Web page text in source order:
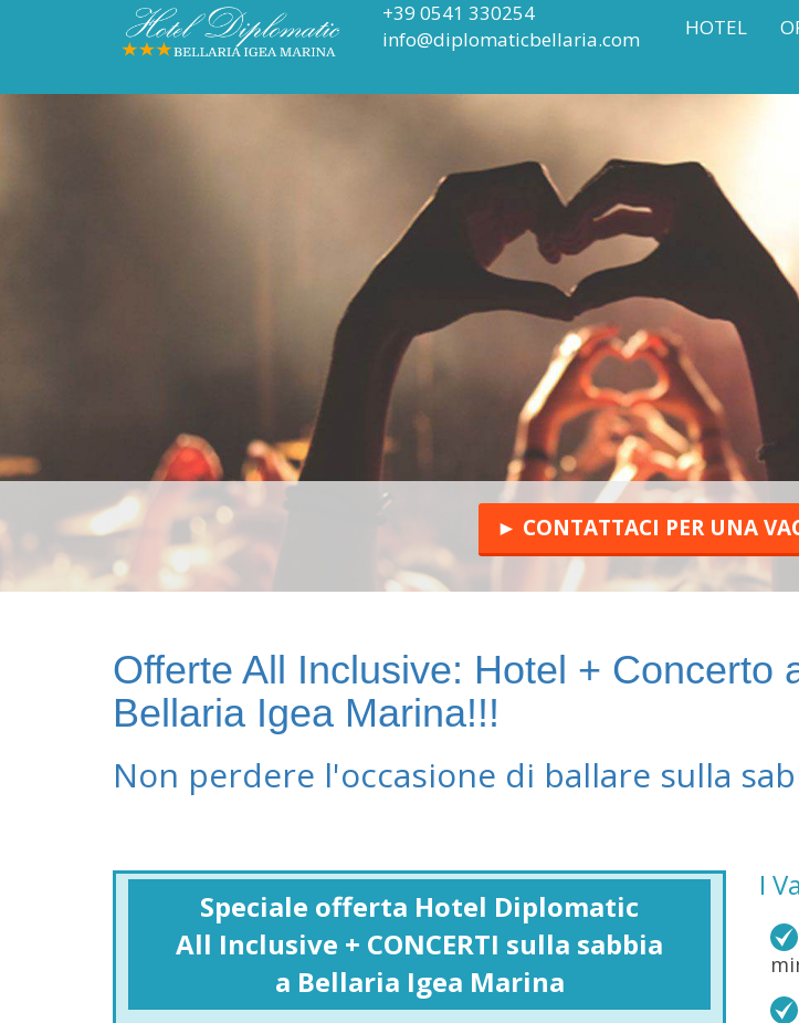
+39 0541 330254
info@diplomaticbellaria.com
HOTEL
► CONTATTACI PER UNA
Offerte All Inclusive: Hotel + Concerto
Bellaria Igea Marina!!!
Non perdere l'occasione di ballare sulla
Speciale offerta Hotel Diplomatic
All Inclusive + CONCERTI sulla sabbia
a Bellaria Igea Marina
I